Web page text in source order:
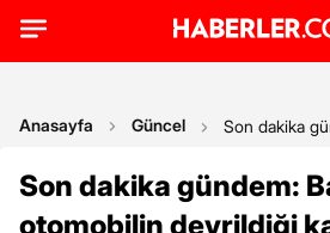
Anasayfa Güncel Son dakika
Son dakika gündem:
otomobilin devrildiği